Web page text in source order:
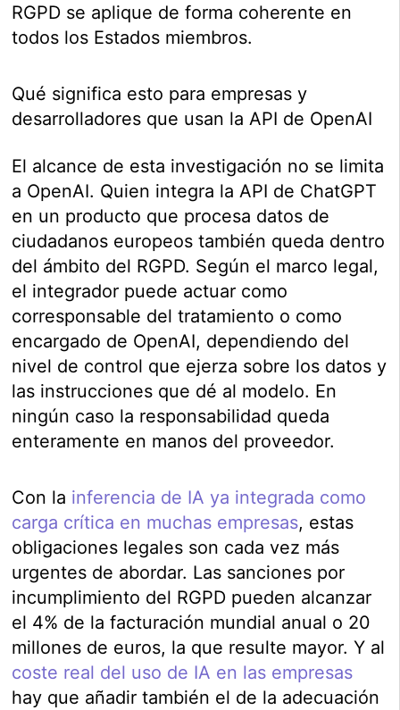
RGPD se aplique de forma coherente en
todos los Estados miembros.
Qué significa esto para empresas y
desarrolladores que usan la API de OpenAI
El alcance de esta investigación no se limita
a OpenAI. Quien integra la API de ChatGPT
en un producto que procesa datos de
ciudadanos europeos también queda dentro
del ámbito del RGPD. Según el marco legal,
el integrador puede actuar como
corresponsable del tratamiento o como
encargado de OpenAI, dependiendo del
nivel de control que ejerza sobre los datos y
las instrucciones que dé al modelo. En
ningún caso la responsabilidad queda
enteramente en manos del proveedor.
Con la inferencia de IA ya integrada como
carga crítica en muchas empresas, estas
obligaciones legales son cada vez más
urgentes de abordar. Las sanciones por
incumplimiento del RGPD pueden alcanzar
el 4% de la facturación mundial anual o 20
millones de euros, la que resulte mayor. Y al
coste real del uso de IA en las empresas
hay que añadir también el de la adecuación